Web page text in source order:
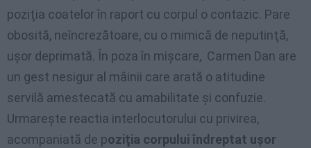
poziţia coatelor în raport cu corpul o contazic. Pare
obosită, neîncrezătoare, cu o mimică de neputinţă,
uşor deprimată. În poza în mişcare, Carmen Dan are
un gest nesigur al mâinii care arată o atitudine
servilă amestecată cu amabilitate şi confuzie.
Urmareşte reactia interlocutorului cu privirea,
acompaniată de poziţia corpului îndreptat uşor